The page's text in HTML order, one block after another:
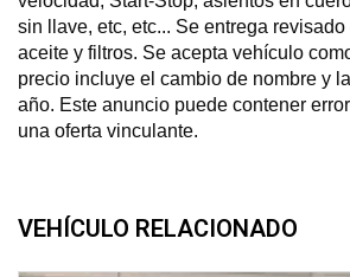
sin llave, etc, etc... Se entrega
aceite y filtros. Se acepta vehículo
precio incluye el cambio de nombre y
año. Este anuncio puede contener
una oferta vinculante.
VEHÍCULO RELACIONADO